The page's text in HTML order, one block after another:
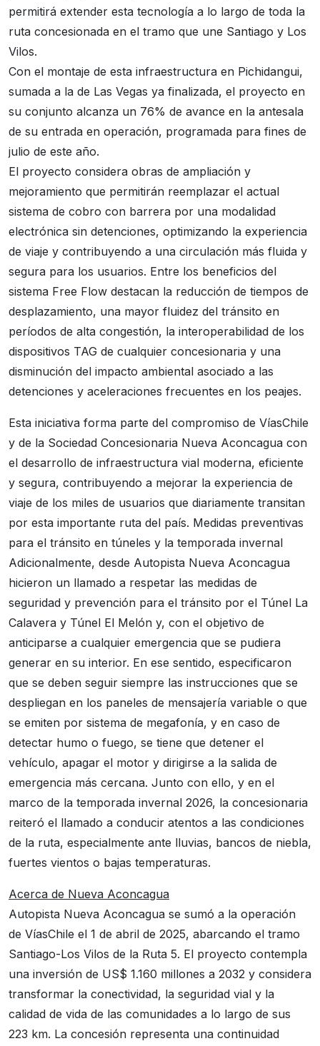
permitirá extender esta tecnología a lo largo de toda la
ruta concesionada en el tramo que une Santiago y Los
Vilos.
Con el montaje de esta infraestructura en Pichidangui,
sumada a la de Las Vegas ya finalizada, el proyecto en
su conjunto alcanza un 76% de avance en la antesala
de su entrada en operación, programada para fines de
julio de este año.
El proyecto considera obras de ampliación y
mejoramiento que permitirán reemplazar el actual
sistema de cobro con barrera por una modalidad
electrónica sin detenciones, optimizando la experiencia
de viaje y contribuyendo a una circulación más fluida y
segura para los usuarios. Entre los beneficios del
sistema Free Flow destacan la reducción de tiempos de
desplazamiento, una mayor fluidez del tránsito en
períodos de alta congestión, la interoperabilidad de los
dispositivos TAG de cualquier concesionaria y una
disminución del impacto ambiental asociado a las
detenciones y aceleraciones frecuentes en los peajes.
Esta iniciativa forma parte del compromiso de VíasChile
y de la Sociedad Concesionaria Nueva Aconcagua con
el desarrollo de infraestructura vial moderna, eficiente
y segura, contribuyendo a mejorar la experiencia de
viaje de los miles de usuarios que diariamente transitan
por esta importante ruta del país. Medidas preventivas
para el tránsito en túneles y la temporada invernal
Adicionalmente, desde Autopista Nueva Aconcagua
hicieron un llamado a respetar las medidas de
seguridad y prevención para el tránsito por el Túnel La
Calavera y Túnel El Melón y, con el objetivo de
anticiparse a cualquier emergencia que se pudiera
generar en su interior. En ese sentido, especificaron
que se deben seguir siempre las instrucciones que se
despliegan en los paneles de mensajería variable o que
se emiten por sistema de megafonía, y en caso de
detectar humo o fuego, se tiene que detener el
vehículo, apagar el motor y dirigirse a la salida de
emergencia más cercana. Junto con ello, y en el
marco de la temporada invernal 2026, la concesionaria
reiteró el llamado a conducir atentos a las condiciones
de la ruta, especialmente ante lluvias, bancos de niebla,
fuertes vientos o bajas temperaturas.
Acerca de Nueva Aconcagua
Autopista Nueva Aconcagua se sumó a la operación
de VíasChile el 1 de abril de 2025, abarcando el tramo
Santiago-Los Vilos de la Ruta 5. El proyecto contempla
una inversión de US$ 1.160 millones a 2032 y considera
transformar la conectividad, la seguridad vial y la
calidad de vida de las comunidades a lo largo de sus
223 km. La concesión representa una continuidad